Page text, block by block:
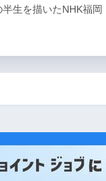
生を描いたNHK福岡